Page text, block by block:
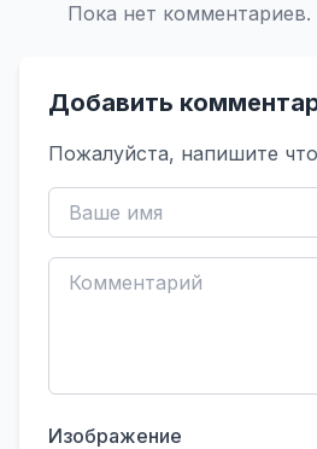
Пока нет
Добавить
Пожалуйста, напишите
Изображение